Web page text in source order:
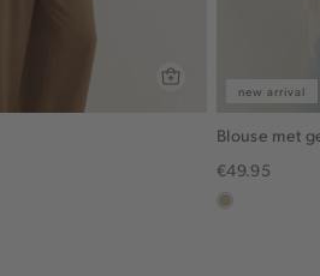
new arrival
Blouse met
€49.95
lichtzand